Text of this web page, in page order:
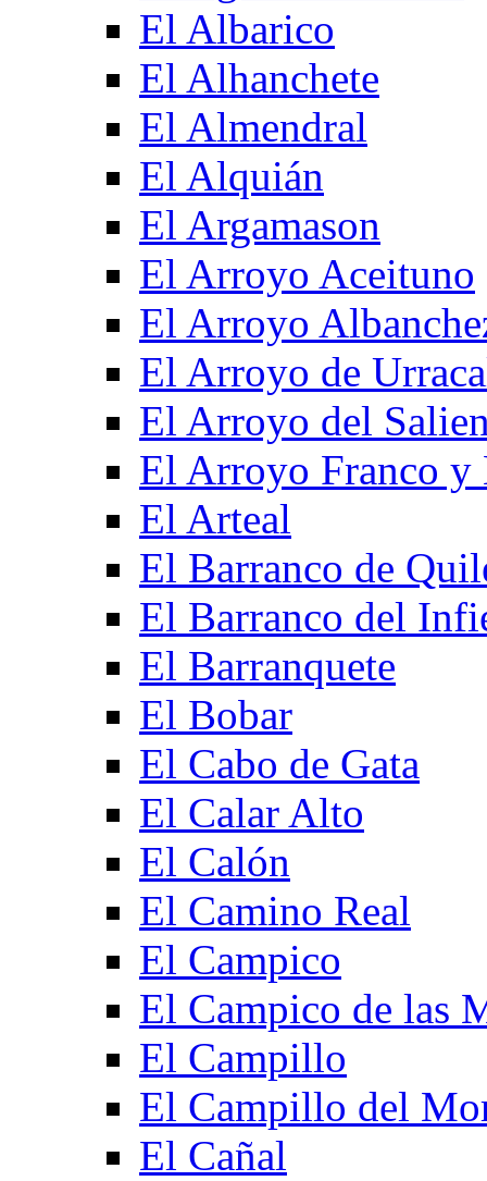
El Albarico
El Alhanchete
El Almendral
El Alquián
El Argamason
El Arroyo Aceituno
El Arroyo
El Arroyo de
El Arroyo del
El Arroyo Franco y
El Arteal
El Barranco de
El Barranco del
El Barranquete
El Bobar
El Cabo de Gata
El Calar Alto
El Calón
El Camino Real
El Campico
El Campico de las
El Campillo
El Campillo del
El Cañal